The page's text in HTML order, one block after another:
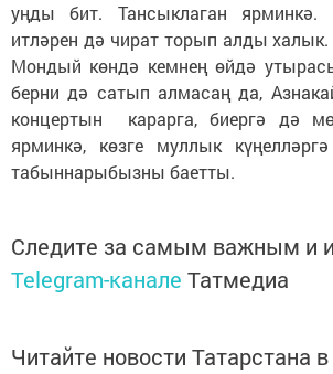
уңды бит. Тансыклаган ярминкә.
итләрен дә чират торып алды халык.
Мондый көндә кемнең өйдә
берни дә сатып алмасаң да,
концертын карарга, биергә дә
ярминкә, көзге муллык
табыннарыбызны баетты.
Следите за самым важным и
Telegram-канале Татмедиа
Читайте новости Татарстана в